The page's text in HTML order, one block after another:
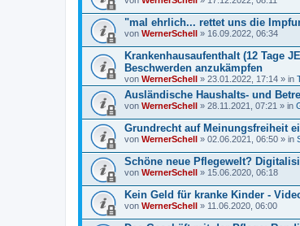
"mal ehrlich... rettet uns die
von WernerSchell » 16.09.2022, 06:34
Krankenhausaufenthalt (12 Tage
Beschwerden anzukämpfen
von WernerSchell » 23.01.2022, 17:14 » in
Ausländische Haushalts- und
von WernerSchell » 28.11.2021, 07:21 » in
Grundrecht auf Meinungsfreiheit
von WernerSchell » 02.06.2021, 06:50 » in
Schöne neue Pflegewelt?
von WernerSchell » 15.06.2020, 06:18
Kein Geld für kranke Kinder -
von WernerSchell » 11.06.2020, 06:00